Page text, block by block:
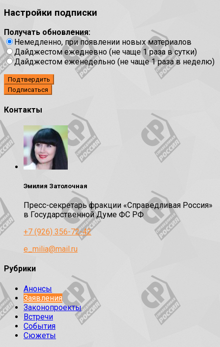
Настройки подписки
Получать обновления:
Немедленно, при появлении новых материалов
Дайджестом ежедневно (не чаще 1 раза в сутки)
Дайджестом еженедельно (не чаще 1 раза в неделю)
Подтвердить
Контакты
Эмилия Затолочная
Пресс-секретарь фракции «Справедливая Россия»
в Государственной Думе ФС РФ
+7 (926) 356-72-42
e_milia@mail.ru
Рубрики
Анонсы
Заявления
Законопроекты
Встречи
События
Сюжеты